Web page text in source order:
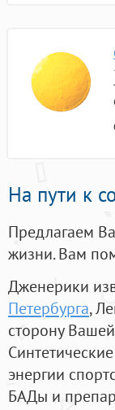
На пути к
Предлагаем
жизни. Вам
Дженерики
Петербурга,
сторону
энергии
БАДы и